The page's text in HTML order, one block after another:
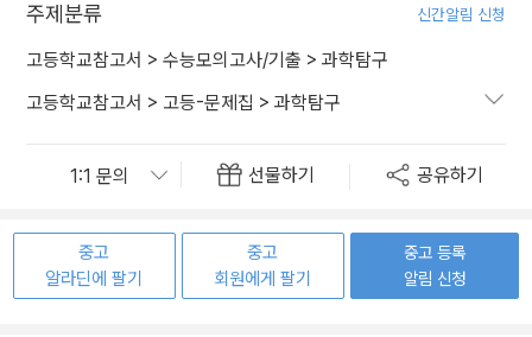
주제분류 신간알림 신청
고등학교참고서 > 수능모의고사/기출 > 과학탐구
고등학교참고서 > 고등-문제집 > 과학탐구
선물하기 공유하기
중고
알라딘에 팔기
중고
회원에게 팔기
중고 등록
알림 신청